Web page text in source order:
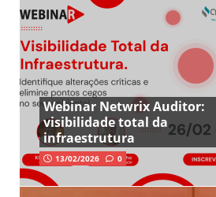
Webinar Netwrix Auditor:
visibilidade total da
infraestrutura
13/02/2026 0